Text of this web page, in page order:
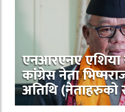
एनआरएनए एशिया
कांग्रेस नेता
अतिथि (नेताहरुको